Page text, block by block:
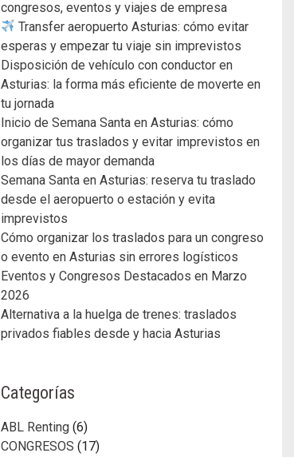
congresos, eventos y viajes de empresa
Transfer aeropuerto Asturias: cómo evitar
esperas y empezar tu viaje sin imprevistos
Disposición de vehículo con conductor en
Asturias: la forma más eficiente de moverte en
tu jornada
Inicio de Semana Santa en Asturias: cómo
organizar tus traslados y evitar imprevistos en
los días de mayor demanda
Semana Santa en Asturias: reserva tu traslado
desde el aeropuerto o estación y evita
imprevistos
Cómo organizar los traslados para un congreso
o evento en Asturias sin errores logísticos
Eventos y Congresos Destacados en Marzo
2026
Alternativa a la huelga de trenes: traslados
privados fiables desde y hacia Asturias
Categorías
ABL Renting(6)
CONGRESOS (17)